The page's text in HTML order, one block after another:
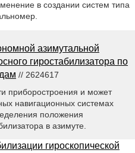
в создании систем типа
азимутальной
гиростабилизатора по
// 2624617
приборостроения и может
навигационных системах
положения
в азимуте.
гироскопической